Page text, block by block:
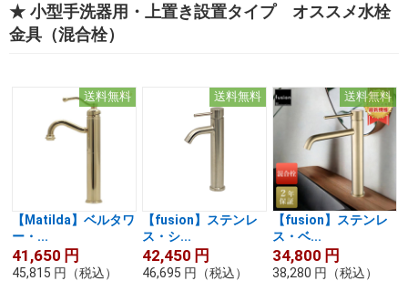
★ 小型手洗器用・上置き設置タイプ オススメ水栓
金具（混合栓）
送料無料
【Matilda】ベルタワ
ー・...
41,650 円
45,815 円 （税込）
送料無料
【fusion】ステンレ
ス・シ...
42,450 円
46,695 円 （税込）
送料無料
【fusion】ステンレ
ス・ベ...
34,800 円
38,280 円 （税込）